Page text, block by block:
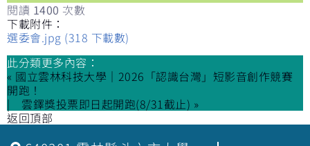
閱讀 1400 次數
下載附件：
選委會.jpg (318 下載數)
此分類更多內容：
« 國立雲林科技大學｜2026「認識台灣」短影音創作競賽
開跑！
雲鐸獎投票即日起開跑(8/31截止) »
返回頂部